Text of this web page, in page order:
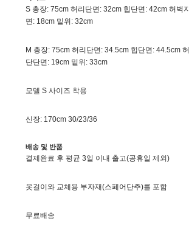
S 총장: 75cm 허리단면: 32cm 힙단면: 42cm 허벅
면: 18cm 밑위: 32cm
M 총장: 75cm 허리단면: 34.5cm 힙단면: 44.5cm
단단면: 19cm 밑위: 33cm
모델 S 사이즈 착용
신장: 170cm 30/23/36
배송 및 반품
결제완료 후 평균 3일 이내 출고(공휴일 제외)
옷걸이와 교체용 부자재(스페어단추)를 포함
무료배송